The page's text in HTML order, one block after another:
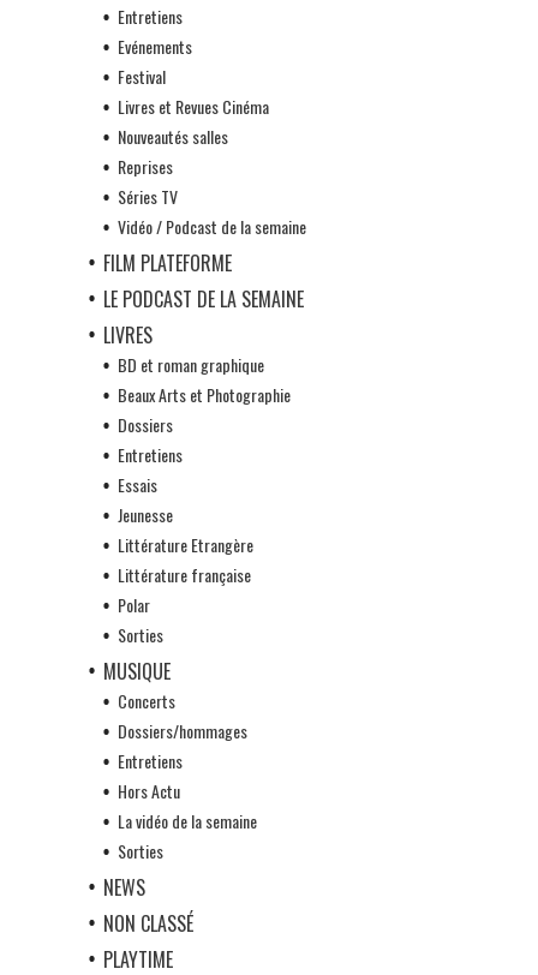
Entretiens
Evénements
Festival
Livres et Revues Cinéma
Nouveautés salles
Reprises
Séries TV
Vidéo / Podcast de la semaine
FILM PLATEFORME
LE PODCAST DE LA SEMAINE
LIVRES
BD et roman graphique
Beaux Arts et Photographie
Dossiers
Entretiens
Essais
Jeunesse
Littérature Etrangère
Littérature française
Polar
Sorties
MUSIQUE
Concerts
Dossiers/hommages
Entretiens
Hors Actu
La vidéo de la semaine
Sorties
NEWS
NON CLASSÉ
PLAYTIME